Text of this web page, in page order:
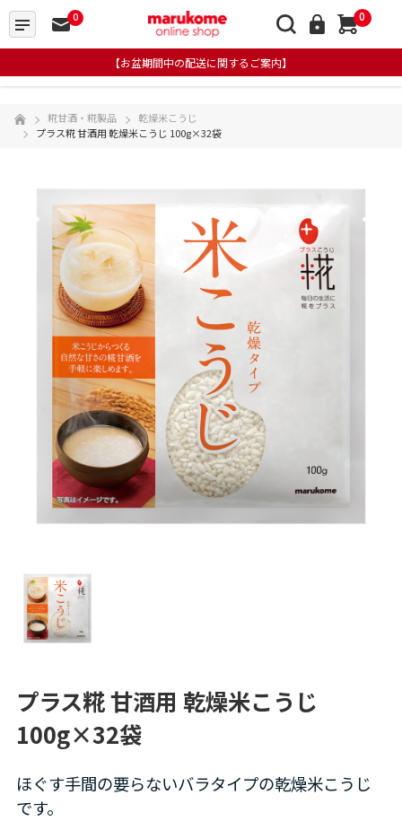
0 0
【お盆期間中の配送に関するご案内】
糀甘酒・糀製品
乾燥米こうじ
プラス糀 甘酒用 乾燥米こうじ 100g×32袋
プラス糀 甘酒用 乾燥米こうじ
100g×32袋
ほぐす手間の要らないバラタイプの乾燥米こうじ
です。